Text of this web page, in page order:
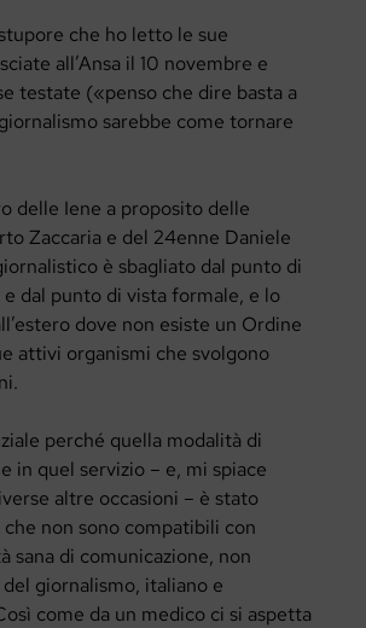
che ho letto le sue
all’Ansa il 10 novembre e
testate («penso che dire basta a
sarebbe come tornare
delle Iene a proposito delle
Zaccaria e del 24enne Daniele
è sbagliato dal punto di
e dal punto di vista formale, e lo
dove non esiste un Ordine
attivi organismi che svolgono
perché quella modalità di
in quel servizio – e, mi spiace
altre occasioni – è stato
non sono compatibili con
sana di comunicazione, non
giornalismo, italiano e
come da un medico ci si aspetta